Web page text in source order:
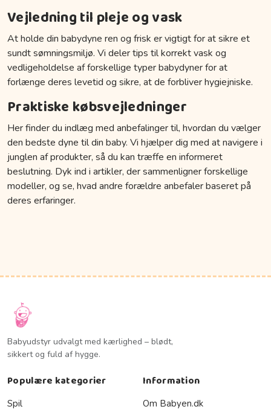
Vejledning til pleje og vask
At holde din babydyne ren og frisk er vigtigt for at sikre et
sundt sømningsmiljø. Vi deler tips til korrekt vask og
vedligeholdelse af forskellige typer babydyner for at
forlænge deres levetid og sikre, at de forbliver hygiejniske.
Praktiske købsvejledninger
Her finder du indlæg med anbefalinger til, hvordan du vælger
den bedste dyne til din baby. Vi hjælper dig med at navigere i
junglen af produkter, så du kan træffe en informeret
beslutning. Dyk ind i artikler, der sammenligner forskellige
modeller, og se, hvad andre forældre anbefaler baseret på
deres erfaringer.
Babyudstyr udvalgt med kærlighed – blødt,
sikkert og fuld af hygge.
Populære kategorier
Spil
Information
Om Babyen.dk